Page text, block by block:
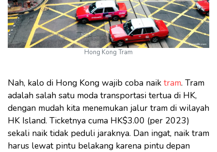
Hong Kong Tram
Nah, kalo di Hong Kong wajib coba naik tram. Tram
adalah salah satu moda transportasi tertua di HK,
dengan mudah kita menemukan jalur tram di wilayah
HK Island. Ticketnya cuma HK$3.00 (per 2023)
sekali naik tidak peduli jaraknya. Dan ingat, naik tram
harus lewat pintu belakang karena pintu depan